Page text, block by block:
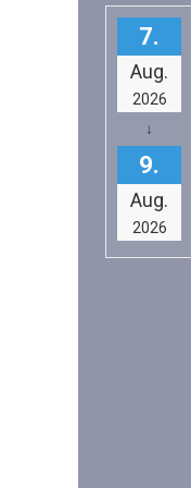
Aug.
7
2026
Aug.
9
2026